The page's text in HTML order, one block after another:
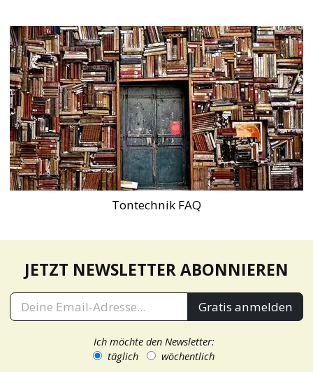
Tontechnik FAQ
JETZT NEWSLETTER ABONNIEREN
Gratis anmelden
Ich möchte den Newsletter:
täglich
wöchentlich